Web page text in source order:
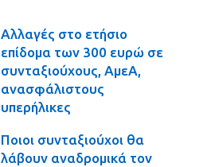
Αλλαγές στο ετήσιο
επίδομα των 300 ευρώ σε
συνταξιούχους, ΑμεΑ,
ανασφάλιστους
υπερήλικες
Ποιοι συνταξιούχοι θα
λάβουν αναδρομικά τον